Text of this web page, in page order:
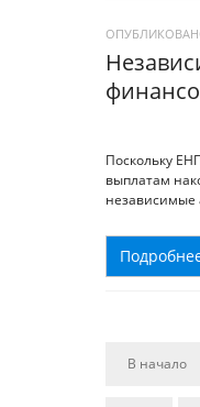
Поскольку
выплатам
независимые
В начало